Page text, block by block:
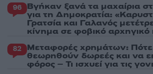
96 Βγήκαν ξανά τα μαχαίρια
για τη Δημοκρατία:
Γρατσία και Γαλανός
κίνημα σε φοβικό
82 Μεταφορές χρημάτων: Πότε
θεωρηθούν δωρεές και να
φόρος – Τι ισχυεί για τις